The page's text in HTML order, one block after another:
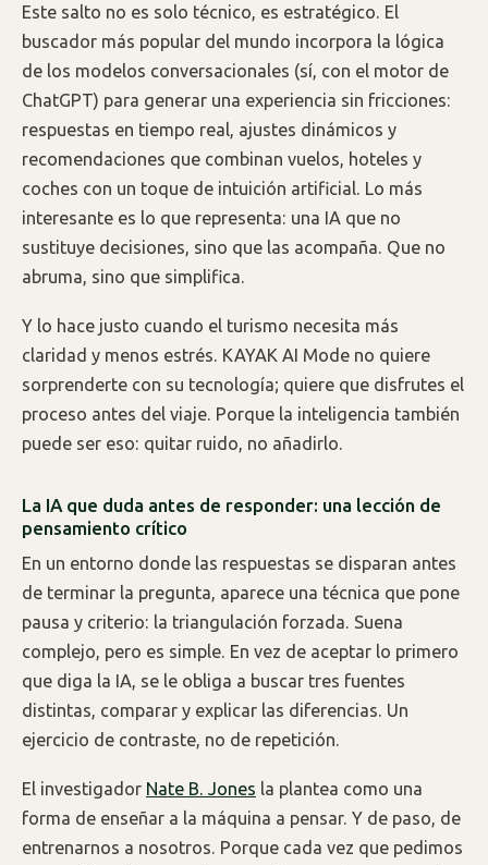
Este salto no es solo técnico, es estratégico. El
buscador más popular del mundo incorpora la lógica
de los modelos conversacionales (sí, con el motor de
ChatGPT) para generar una experiencia sin fricciones:
respuestas en tiempo real, ajustes dinámicos y
recomendaciones que combinan vuelos, hoteles y
coches con un toque de intuición artificial. Lo más
interesante es lo que representa: una IA que no
sustituye decisiones, sino que las acompaña. Que no
abruma, sino que simplifica.
Y lo hace justo cuando el turismo necesita más
claridad y menos estrés. KAYAK AI Mode no quiere
sorprenderte con su tecnología; quiere que disfrutes el
proceso antes del viaje. Porque la inteligencia también
puede ser eso: quitar ruido, no añadirlo.
La IA que duda antes de responder: una lección de
pensamiento crítico
En un entorno donde las respuestas se disparan antes
de terminar la pregunta, aparece una técnica que pone
pausa y criterio: la triangulación forzada. Suena
complejo, pero es simple. En vez de aceptar lo primero
que diga la IA, se le obliga a buscar tres fuentes
distintas, comparar y explicar las diferencias. Un
ejercicio de contraste, no de repetición.
El investigador Nate B. Jones la plantea como una
forma de enseñar a la máquina a pensar. Y de paso, de
entrenarnos a nosotros. Porque cada vez que pedimos